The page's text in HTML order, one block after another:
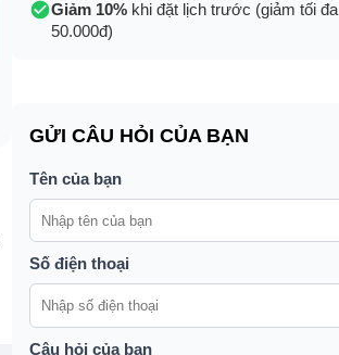
Giảm 10% khi đặt lịch trước (giảm tối đa
50.000đ)
GỬI CÂU HỎI CỦA BẠN
Tên của bạn
Số điện thoại
Câu hỏi của bạn